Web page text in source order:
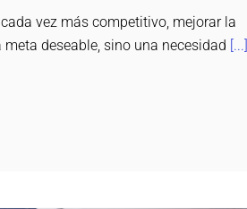
vez más competitivo, mejorar la
deseable, sino una necesidad [...]